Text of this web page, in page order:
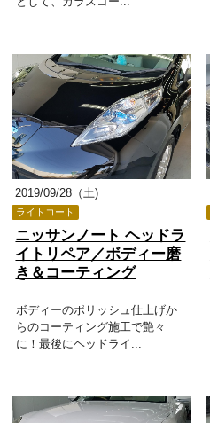
2019/09/28（土)
ライトコート
ニッサンノート ヘッドラ
イトリペア／ボディー磨
き＆コーティング
ボディーのポリッシュ仕上げか
らのコーティング施工で艶々
に！最後にヘッドライ...